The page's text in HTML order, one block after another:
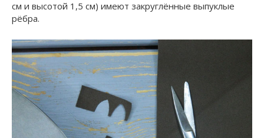
см и высотой 1,5 см) имеют закруглённые выпуклые
рёбра.